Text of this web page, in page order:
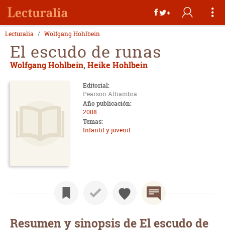
Lecturalia Wolfgang Hohlbein
El escudo de runas
Wolfgang Hohlbein, Heike Hohlbein
Editorial:
Pearson Alhambra
Año publicación:
2008
Temas:
Infantil y juvenil
Resumen y sinopsis de El escudo de